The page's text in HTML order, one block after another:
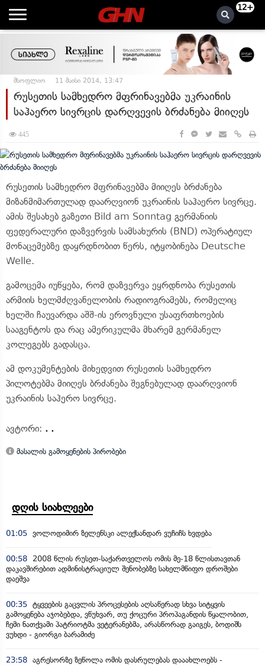
12+
მსოფლიო 11 მაისი 2014, 13:47
რუსეთის სამხედრო მფრინავებმა უკრაინის
საჰაერო სივრცის დარღვევის ბრძანება მიიღეს
445
რუსეთის სამხედრო მფრინავებმა მიიღეს ბრძანება
მიზანმიმართულად დაარღვიონ უკრაინის საჰაერო სივრცე.
ამის შესახებ გაზეთი Bild am Sonntag გერმანიის
ფედერალური დაზვერვის სამსახურის (BND) ოპერატიულ
მონაცემებზე დაყრდნობით წერს, იტყობინება Deutsche
Welle.
გამოცემა იუწყება, რომ დაზვერვა ეყრდნობა რუსეთის
არმიის ხელმძღვანელობის რადიოგრამებს, რომელიც
ხელში ჩაუვარდა აშშ-ის ეროვნული უსაფრთხოების
სააგენტოს და რაც ამერიკულმა მხარემ გერმანელ
კოლეგებს გადასცა.
ამ დოკუმენტების მიხედვით რუსეთის სამხედრო
პილოტებმა მიიღეს ბრძანება შეგნებულად დაარღვიონ
უკრაინის საჰერო სივრცე.
ავტორი: . .
მასალის გამოყენების პირობები
დღის სიახლეები
01:05 ვოლოდიმირ ზელენსკი ალექსანდარ ვუჩიჩს ხვდება
00:58
2008 წლის რუსეთ-საქართველოს ომის მე-18 წლისთავთან
დაკავშირებით ადმინისტრაციულ შენობებზე სახელმწიფო დროშები
დაეშვა
00:35 ტყვეების გაცვლის პროცესების აღსაწერად სხვა სიტყვის
გამოყენება აჯობებდა, ვწუხვარ, თუ ქოცური პროპაგანდის წყალობით,
ჩემი ნათქვამი პატრიოტმა ვეტერანებმა, არასწორად გაიგეს, ბოდიშს
ვუხდი - გიორგი ბარამიძე
23:58 აგრესორზე ზეწოლა ომის დასრულებას დააახლოებს -